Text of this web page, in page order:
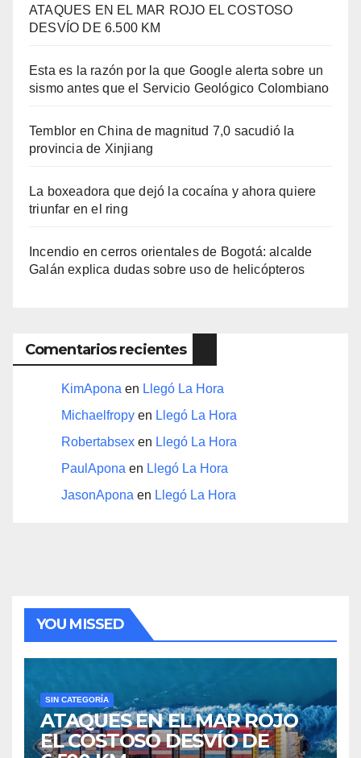
ATAQUES EN EL MAR ROJO EL COSTOSO
DESVÍO DE 6.500 KM
Esta es la razón por la que Google alerta sobre un
sismo antes que el Servicio Geológico Colombiano
Temblor en China de magnitud 7,0 sacudió la
provincia de Xinjiang
La boxeadora que dejó la cocaína y ahora quiere
triunfar en el ring​
Incendio en cerros orientales de Bogotá: alcalde
Galán explica dudas sobre uso de helicópteros
Comentarios recientes
KimApona en Llegó La Hora
Michaelfropy en Llegó La Hora
Robertabsex en Llegó La Hora
PaulApona en Llegó La Hora
JasonApona en Llegó La Hora
YOU MISSED
SIN CATEGORÍA
ATAQUES EN EL MAR ROJO
EL COSTOSO DESVÍO DE